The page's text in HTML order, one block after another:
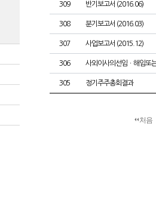
309 반기보고서 (2016.06)
308 분기보고서 (2016.03)
307 사업보고서 (2015.12)
306 사외이사의선임ㆍ해임또
305 정기주주총회결과
처음